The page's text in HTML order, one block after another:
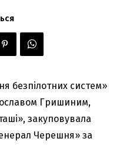
безпілотних систем»
Гришиним,
закуповувала
Черешня» за